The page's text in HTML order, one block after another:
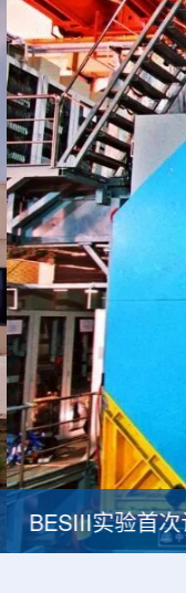
BESIII实验首次